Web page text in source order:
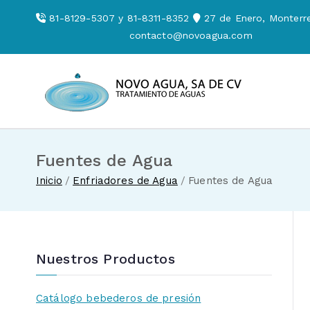
81-8129-5307 y 81-8311-8352
27 de Enero,
contacto@novoagua.com
Venta de
Fuentes de Agua
Inicio Enfriadores de Agua Fuentes de Agua
Nuestros Productos
Catálogo bebederos de presión